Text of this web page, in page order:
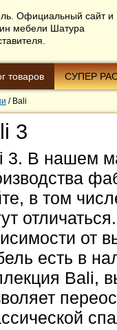
Официальный сайт и
мебели Шатура
товаров СУПЕР
/ Bali
3
3. В нашем
в том
от
есть в
Bali,